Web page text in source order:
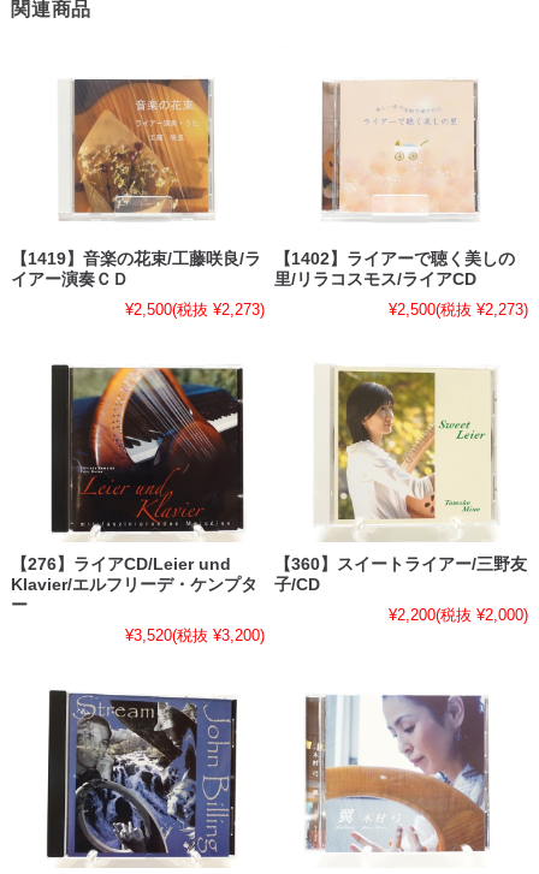
関連商品
【1419】音楽の花束/工藤咲良/ラ
イアー演奏ＣＤ
¥2,500(税抜 ¥2,273)
【1402】ライアーで聴く美しの
里/リラコスモス/ライアCD
¥2,500(税抜 ¥2,273)
【276】ライアCD/Leier und
Klavier/エルフリーデ・ケンプタ
ー
¥3,520(税抜 ¥3,200)
【360】スイートライアー/三野友
子/CD
¥2,200(税抜 ¥2,000)